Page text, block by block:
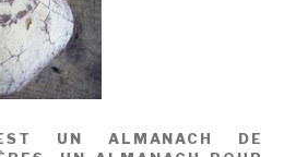
UN ALMANACH DE